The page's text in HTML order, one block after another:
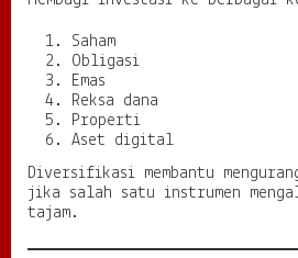
Saham
Obligasi
Emas
Reksa dana
Properti
Aset digital
Diversifikasi membantu
jika salah satu instrumen
tajam.